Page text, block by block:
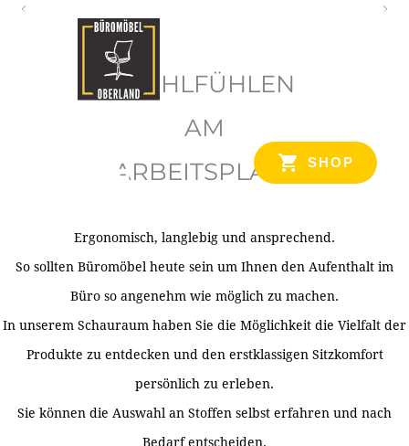
SHOP
WOHLFÜHLEN
AM
ARBEITSPLATZ
Ergonomisch, langlebig und ansprechend.
So sollten Büromöbel heute sein um Ihnen den Aufenthalt im
Büro so angenehm wie möglich zu machen.
In unserem Schauraum haben Sie die Möglichkeit die Vielfalt der
Produkte zu entdecken und den erstklassigen Sitzkomfort
persönlich zu erleben.
Sie können die Auswahl an Stoffen selbst erfahren und nach
Bedarf entscheiden.